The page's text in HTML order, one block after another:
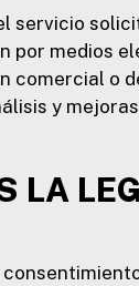
servicio
por medios
comercial o
y
LA